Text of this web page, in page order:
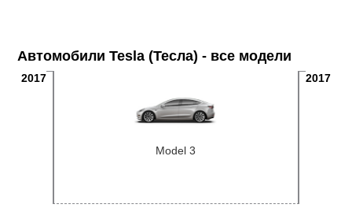
Автомобили Tesla (Тесла) - все модели
2017 2017
Model 3